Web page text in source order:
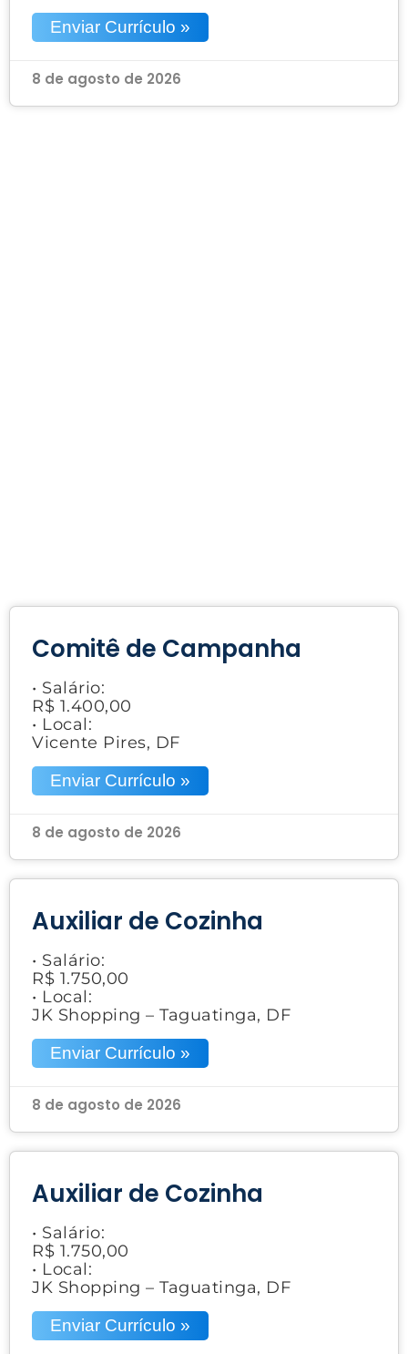
Enviar Currículo »
8 de agosto de 2026
Comitê de Campanha
• Salário:
R$ 1.400,00
• Local:
Vicente Pires, DF
Enviar Currículo »
8 de agosto de 2026
Auxiliar de Cozinha
• Salário:
R$ 1.750,00
• Local:
JK Shopping – Taguatinga, DF
Enviar Currículo »
8 de agosto de 2026
Auxiliar de Cozinha
• Salário:
R$ 1.750,00
• Local:
JK Shopping – Taguatinga, DF
Enviar Currículo »